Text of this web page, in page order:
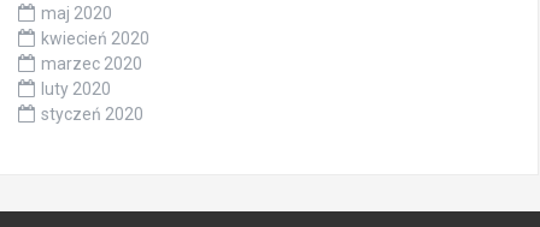
maj 2020
kwiecień 2020
marzec 2020
luty 2020
styczeń 2020